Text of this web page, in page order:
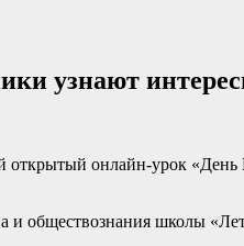
узнают
открытый онлайн-урок
обществознания школы